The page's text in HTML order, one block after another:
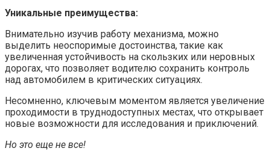
Уникальные преимущества:
Внимательно изучив работу механизма, можно
выделить неоспоримые достоинства, такие как
увеличенная устойчивость на скользких или неровных
дорогах, что позволяет водителю сохранить контроль
над автомобилем в критических ситуациях.
Несомненно, ключевым моментом является увеличение
проходимости в труднодоступных местах, что открывает
новые возможности для исследования и приключений.
Но это еще не все!